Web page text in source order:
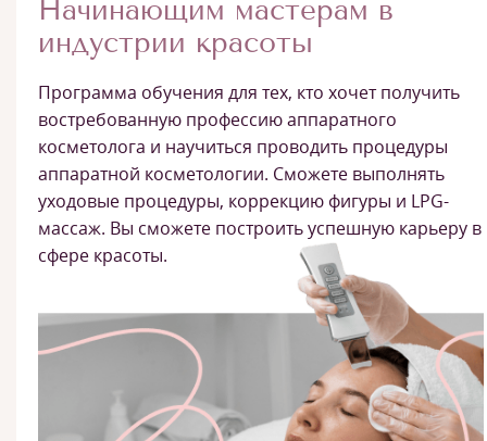
Начинающим мастерам в
индустрии красоты
Программа обучения для тех, кто хочет получить
востребованную профессию аппаратного
косметолога и научиться проводить процедуры
аппаратной косметологии. Сможете выполнять
уходовые процедуры, коррекцию фигуры и LPG-
массаж. Вы сможете построить успешную карьеру в
сфере красоты.